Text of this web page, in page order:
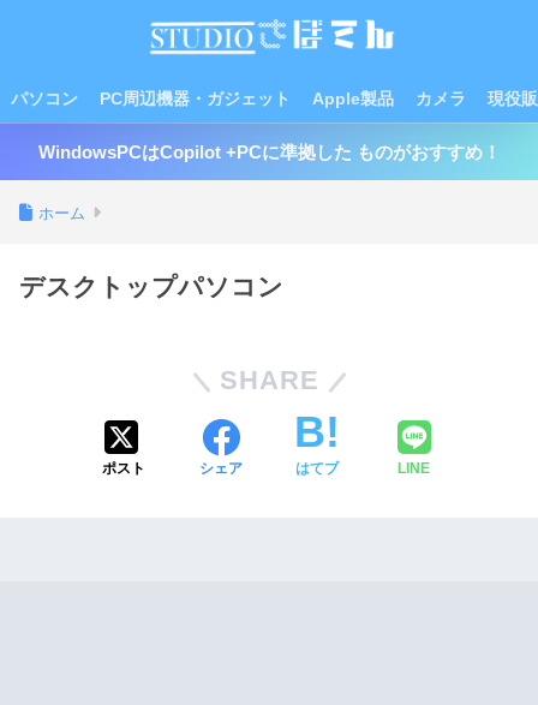
パソコン PC周辺機器・ガジェット Apple製品 カメラ 現役
WindowsPCはCopilot +PCに準拠した ものがおすすめ！
ホーム
デスクトップパソコン
SHARE
ポスト シェア はてブ LINE